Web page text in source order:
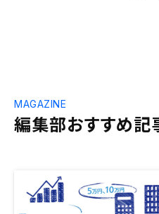
編集部おすすめ記
MAGAZINE